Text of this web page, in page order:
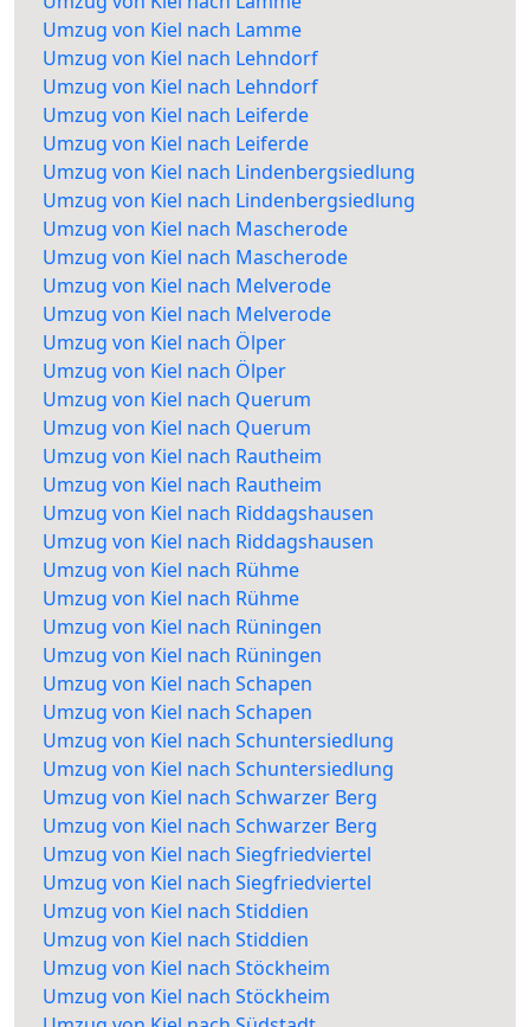
Umzug von Kiel nach Lamme
Umzug von Kiel nach Lehndorf
Umzug von Kiel nach Lehndorf
Umzug von Kiel nach Leiferde
Umzug von Kiel nach Leiferde
Umzug von Kiel nach Lindenbergsiedlung
Umzug von Kiel nach Lindenbergsiedlung
Umzug von Kiel nach Mascherode
Umzug von Kiel nach Mascherode
Umzug von Kiel nach Melverode
Umzug von Kiel nach Melverode
Umzug von Kiel nach Ölper
Umzug von Kiel nach Ölper
Umzug von Kiel nach Querum
Umzug von Kiel nach Querum
Umzug von Kiel nach Rautheim
Umzug von Kiel nach Rautheim
Umzug von Kiel nach Riddagshausen
Umzug von Kiel nach Riddagshausen
Umzug von Kiel nach Rühme
Umzug von Kiel nach Rühme
Umzug von Kiel nach Rüningen
Umzug von Kiel nach Rüningen
Umzug von Kiel nach Schapen
Umzug von Kiel nach Schapen
Umzug von Kiel nach Schuntersiedlung
Umzug von Kiel nach Schuntersiedlung
Umzug von Kiel nach Schwarzer Berg
Umzug von Kiel nach Schwarzer Berg
Umzug von Kiel nach Siegfriedviertel
Umzug von Kiel nach Siegfriedviertel
Umzug von Kiel nach Stiddien
Umzug von Kiel nach Stiddien
Umzug von Kiel nach Stöckheim
Umzug von Kiel nach Stöckheim